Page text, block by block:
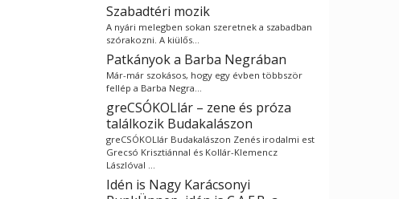
Szabadtéri mozik
A nyári melegben sokan szeretnek a szabadban
szórakozni. A kiülős…
Patkányok a Barba Negrában
Már-már szokásos, hogy egy évben többször
fellép a Barba Negra…
greCSÓKOLlár – zene és próza
találkozik Budakalászon
greCSÓKOLlár Budakalászon Zenés irodalmi est
Grecsó Krisztiánnal és Kollár-Klemencz
Lászlóval …
Idén is Nagy Karácsonyi